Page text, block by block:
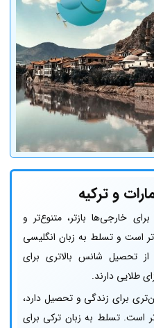
و ترکیه
خارجی‌ها بازتر، متنوع‌تر و
است و تسلط به زبان انگلیسی
تحصیل شانس بالاتری برای
طلایی دارند.
برای زندگی و تحصیل دارد،
است. تسلط به زبان ترکی برای